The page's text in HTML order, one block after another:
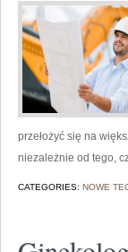
przełożyć się na
niezależnie od tego,
CATEGORIES: NOWE